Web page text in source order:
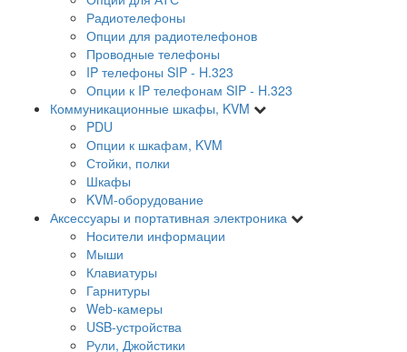
Радиотелефоны
Опции для радиотелефонов
Проводные телефоны
IP телефоны SIP - H.323
Опции к IP телефонам SIP - H.323
Коммуникационные шкафы, KVM
PDU
Опции к шкафам, KVM
Стойки, полки
Шкафы
KVM-оборудование
Аксессуары и портативная электроника
Носители информации
Мыши
Клавиатуры
Гарнитуры
Web-камеры
USB-устройства
Рули, Джойстики